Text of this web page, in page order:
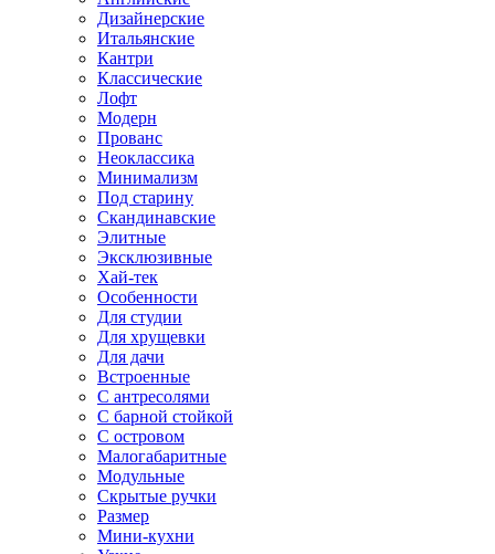
Дизайнерские
Итальянские
Кантри
Классические
Лофт
Модерн
Прованс
Неоклассика
Минимализм
Под старину
Скандинавские
Элитные
Эксклюзивные
Хай-тек
Особенности
Для студии
Для хрущевки
Для дачи
Встроенные
С антресолями
С барной стойкой
С островом
Малогабаритные
Модульные
Скрытые ручки
Размер
Мини-кухни